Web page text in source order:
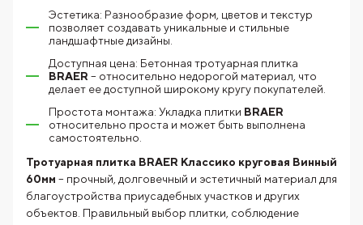
Эстетика: Разнообразие форм, цветов и текстур
позволяет создавать уникальные и стильные
ландшафтные дизайны.
Доступная цена: Бетонная тротуарная плитка
BRAER – относительно недорогой материал, что
делает ее доступной широкому кругу покупателей.
Простота монтажа: Укладка плитки BRAER
относительно проста и может быть выполнена
самостоятельно.
Тротуарная плитка BRAER Классико круговая Винный
60мм – прочный, долговечный и эстетичный материал для
благоустройства приусадебных участков и других
объектов. Правильный выбор плитки, соблюдение